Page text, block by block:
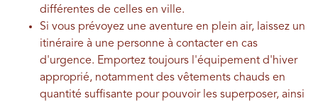
différentes de celles en ville.
Si vous prévoyez une aventure en plein air, laissez un
itinéraire à une personne à contacter en cas
d'urgence. Emportez toujours l'équipement d'hiver
approprié, notamment des vêtements chauds en
quantité suffisante pour pouvoir les superposer, ainsi